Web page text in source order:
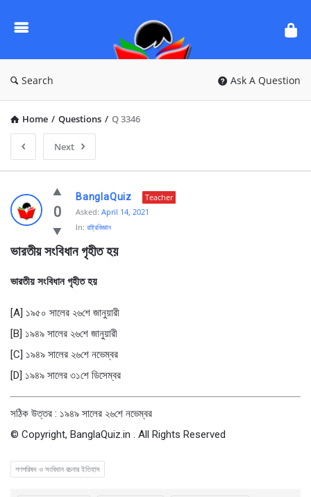
Questions
Search Ask A Question
Home / Questions / Q 3346
Next
Ask
Questions
BanglaQuiz
Latest
0
BanglaQuiz
Teacher
Asked: April 14, 2021
In: রাষ্ট্রবিজ্ঞান
ভারতীয় সংবিধান গৃহীত হয়
ভারতীয় সংবিধান গৃহীত হয়
[A] ১৯৫০ সালের ২৬শে জানুয়ারী
[B] ১৯৪৯ সালের ২৬শে জানুয়ারী
[C] ১৯৪৯ সালের ২৬শে নভেম্বর
[D] ১৯৪৯ সালের ৩১শে ডিসেম্বর
সঠিক উত্তর : ১৯৪৯ সালের ২৬শে নভেম্বর
© Copyright, BanglaQuiz.in . All Rights Reserved
গণপরিষদ ও সংবিধান রচনার ইতিহাস